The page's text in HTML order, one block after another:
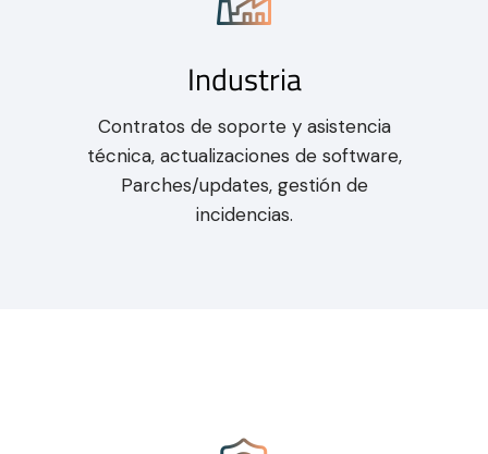
Industria
Contratos de soporte y asistencia
técnica, actualizaciones de software,
Parches/updates, gestión de
incidencias.